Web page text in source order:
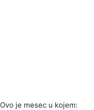
Ovo je mesec u kojem: